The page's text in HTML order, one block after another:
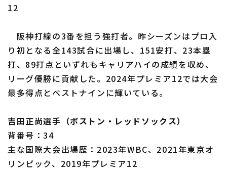
12
阪神打線の3番を担う強打者。昨シーズンはプロ入
り初となる全143試合に出場し、151安打、23本塁
打、89打点といずれもキャリアハイの成績を収め、
リーグ優勝に貢献した。2024年プレミア12では大会
最多得点とベストナインに輝いている。
吉田正尚選手（ボストン・レッドソックス）
背番号：34
主な国際大会出場歴：2023年WBC、2021年東京オ
リンピック、2019年プレミア12